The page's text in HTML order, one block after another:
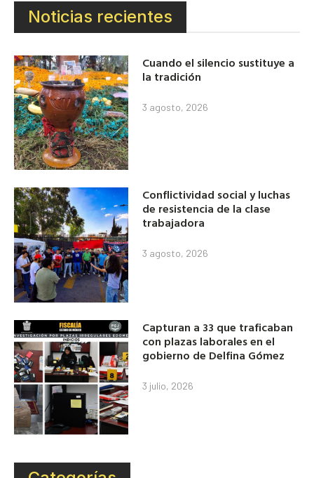
Noticias recientes
Cuando el silencio sustituye a
la tradición
3 agosto, 2026
Conflictividad social y luchas
de resistencia de la clase
trabajadora
3 agosto, 2026
Capturan a 33 que traficaban
con plazas laborales en el
gobierno de Delfina Gómez
3 julio, 2026